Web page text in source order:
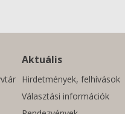
Aktuális
Hirdetmények, felhívások
Választási információk